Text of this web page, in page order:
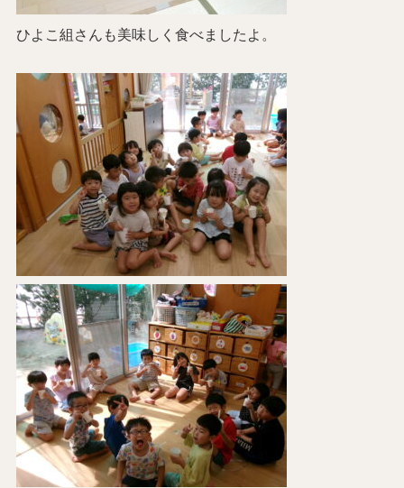
ひよこ組さんも美味しく食べましたよ。